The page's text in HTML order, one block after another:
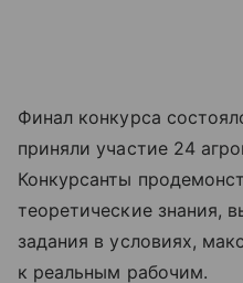
Финал конкурса
приняли участие 24
Конкурсанты
теоретические знания,
задания в условиях,
к реальным рабочим.